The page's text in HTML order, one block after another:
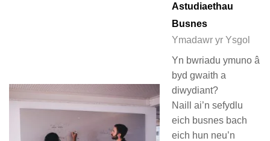
Astudiaethau
Busnes
Ymadawr yr Ysgol
Yn bwriadu ymuno â
byd gwaith a
diwydiant?
Naill ai’n sefydlu
eich busnes bach
eich hun neu’n